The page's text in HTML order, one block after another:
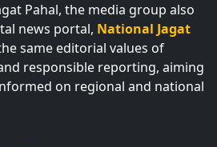
Pahal, the media group also
news portal, National Jagat
same editorial values of
responsible reporting, aiming
on regional and national